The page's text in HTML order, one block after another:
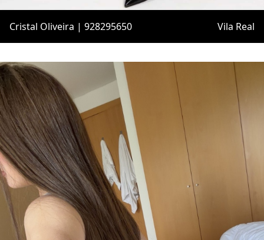
Cristal Oliveira | 928295650 Vila Real